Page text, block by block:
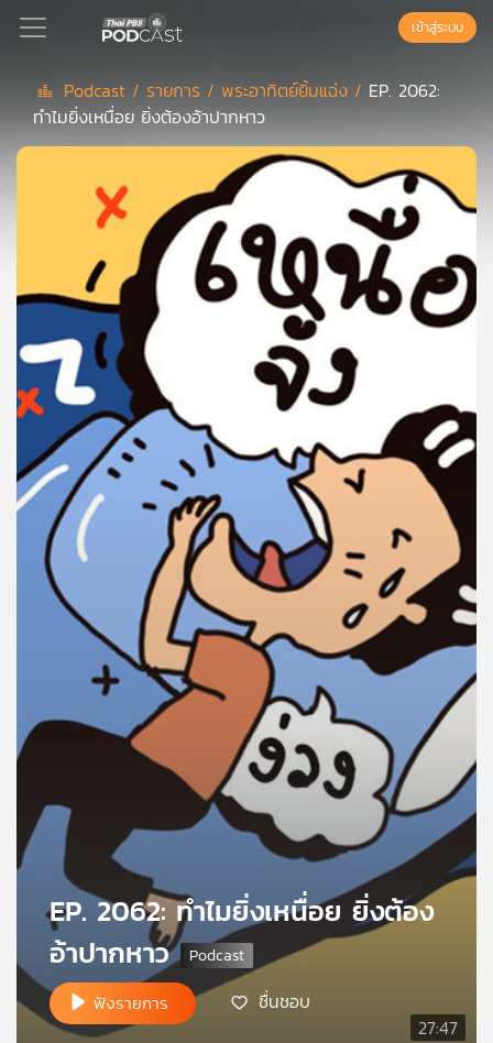
Podcast
แนะนำ
เพล
ย์
สต์
ของ
คุณ
เพลง
ข่าว
เครือ
เข้าสู่ระบบ
Podcast / รายการ /พระอาทิตย์ยิ้มแฉ่ง / EP. 2062:
ทำไมยิ่งเหนื่อย ยิ่งต้องอ้าปากหาว
27:47
EP. 2062: ทำไมยิ่งเหนื่อย ยิ่งต้อง
อ้าปากหาว
ฟังรายการ ชื่นชอบ